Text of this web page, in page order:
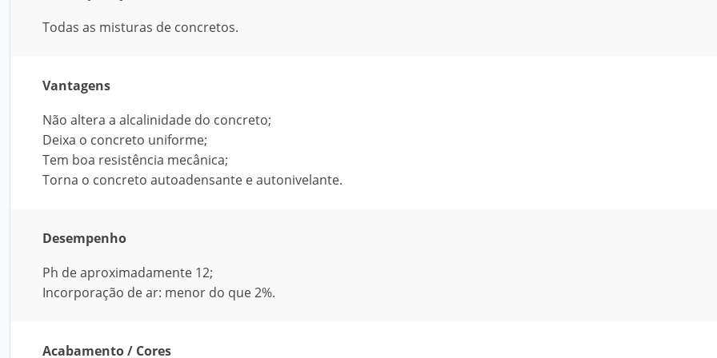
Todas as misturas de concretos.
Vantagens
Não altera a alcalinidade do concreto;
Deixa o concreto uniforme;
Tem boa resistência mecânica;
Torna o concreto autoadensante e autonivelante.
Desempenho
Ph de aproximadamente 12;
Incorporação de ar: menor do que 2%.
Acabamento / Cores